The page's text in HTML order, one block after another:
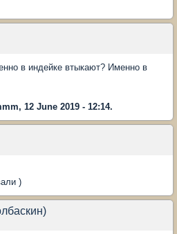
в индейке втыкают? Именно в
12 June 2019 - 12:14.
)